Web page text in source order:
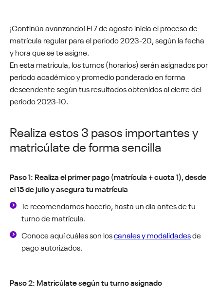
¡Continúa avanzando! El 7 de agosto inicia el proceso de
matrícula regular para el periodo 2023-20, según la fecha
y hora que se te asigne.
En esta matrícula, los turnos (horarios) serán asignados por
periodo académico y promedio ponderado en forma
descendente según tus resultados obtenidos al cierre del
periodo 2023-10.
Realiza estos 3 pasos importantes y
matricúlate de forma sencilla
Paso 1: Realiza el primer pago (matrícula + cuota 1), desde
el 15 de julio y asegura tu matrícula
Te recomendamos hacerlo, hasta un día antes de tu
turno de matrícula.
Conoce aquí cuáles son loscanales y modalidadesde
pago autorizados.
Paso 2: Matricúlate según tu turno asignado